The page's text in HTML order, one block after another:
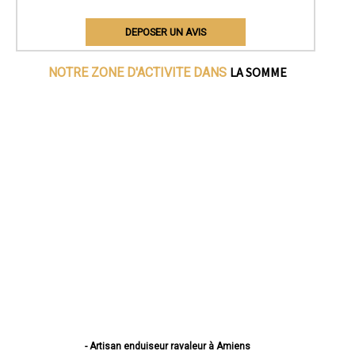
DEPOSER UN AVIS
NOTRE ZONE D'ACTIVITE DANS LA SOMME
- Artisan enduiseur ravaleur à Amiens